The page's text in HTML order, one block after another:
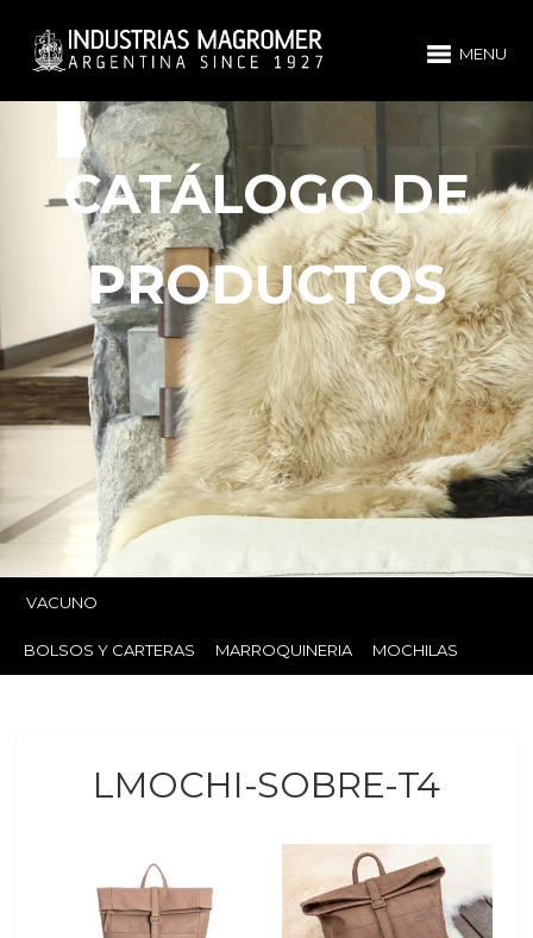
MENU
CATÁLOGO DE
PRODUCTOS
VACUNO
BOLSOS Y CARTERAS MARROQUINERIA MOCHILAS
LMOCHI-SOBRE-T4